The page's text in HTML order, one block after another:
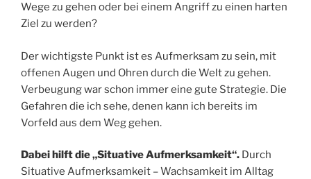
Wege zu gehen oder bei einem Angriff zu einen harten
Ziel zu werden?
Der wichtigste Punkt ist es Aufmerksam zu sein, mit
offenen Augen und Ohren durch die Welt zu gehen.
Verbeugung war schon immer eine gute Strategie. Die
Gefahren die ich sehe, denen kann ich bereits im
Vorfeld aus dem Weg gehen.
Dabei hilft die „Situative Aufmerksamkeit“. Durch
Situative Aufmerksamkeit – Wachsamkeit im Alltag